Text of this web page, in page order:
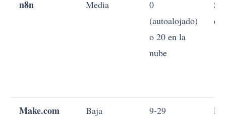
n8n
Media
0
(autoalojado)
o 20 en la
nube
Sí
Make.com Baja 9-29